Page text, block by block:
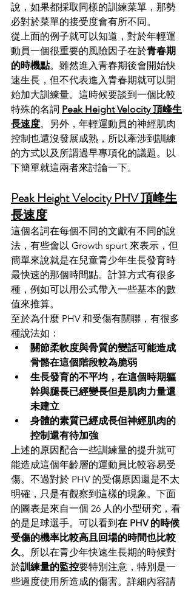
說，如果都採取同樣的訓練菜單，那勢
必對於菜單的接受度會有所不同。
從上面的例子就可以知道，對於年輕運
動員一個很重要的風險因子在於青春期
的時機點。雖然進入青春期後會開始快
速生長，但不代表進入青春期就可以開
始加大訓練量。這時候要談到一個比較
特殊的名詞 Peak Height Velocity 頂峰生
長速度。另外，年輕運動員的神經肌肉
控制也還沒發展成熟，所以牽涉到訓練
的方式以及所謂過早專項化的議題。以
下簡單就這兩者來討論一下。
Peak Height Velocity PHV 頂峰生
長速度
這個名詞在每個不同的文獻有不同的說
法，有些會以 Growth spurt 來表示，但
簡單來說就是在兒童青少年生長發育時
最快速的那個時間點。計算方式有很多
種，例如可以用公式帶入一些基本的數
值來推算。
至於為什麼 PHV 和受傷有關聯，有很多
種說法如：
關節柔軟度與骨質的變話可能造成
骨骼在這個階段較為脆弱
生長發育的不平均，在這個時期軀
幹與腿長已經變長但是肌肉力量還
未建立
身體的素質已經成長但神經肌肉的
控制還有待加強
上述的原因配合一些訓練量的提升就可
能造成這個年齡層的運動員比較容易受
傷。不過對於 PHV 的受傷原因還是不太
明確，只是有觀察到這樣的現象。下面
的圖表是來自一個 26 人的小型研究，看
的是足球選手。可以看到在 PHV 的時候
受傷的機率比較高且回場的時間也比較
久 。所以在青少年快速生長期的時候對
於訓練量的監控要特別注意，特別是一
些過度使用所造成的傷害。詳細內容請